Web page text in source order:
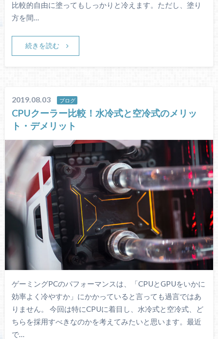
比較的自由に塗ってもしっかりと冷えます。ただし、塗り
方を間…
続きを読む
2019.08.03 ブログ
CPUクーラー比較！水冷式と空冷式のメリッ
ト・デメリット
ゲーミングPCのパフォーマンスは、「CPUとGPUをいかに
効率よく冷やすか」にかかっていると言っても過言ではあ
りません。 今回は特にCPUに着目し、水冷式と空冷式、ど
ちらを採用すべきなのかを考えてみたいと思います。最近
で…